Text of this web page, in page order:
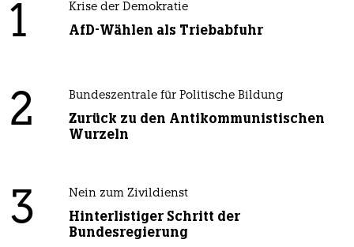
1 Krise der Demokratie
AfD-Wählen als Triebabfuhr
2 Bundeszentrale für Politische Bildung
Zurück zu den Antikommunistischen
Wurzeln
3 Nein zum Zivildienst
Hinterlistiger Schritt der
Bundesregierung